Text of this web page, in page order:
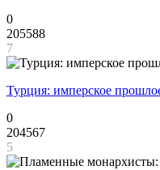
0
205588
7
Турция: имперское
0
204567
5